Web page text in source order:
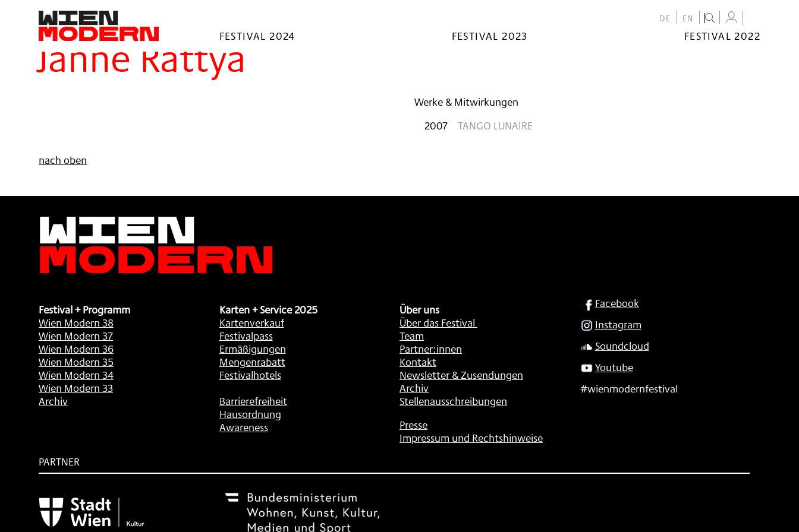
springen
DE EN
FESTIVAL 2024 FESTIVAL 2023
FESTIVAL 2022
Filter
Janne Rättyä
Werke & Mitwirkungen
2007
TANGO LUNAIRE
nach oben
Wien
Modern
Festival + Programm
Wien Modern 38
Wien Modern 37
Wien Modern 36
Wien Modern 35
Wien Modern 34
Wien Modern 33
Archiv
Karten + Service 2025
Kartenverkauf
Festivalpass
Ermäßigungen
Mengenrabatt
Festivalhotels
Barrierefreiheit
Hausordnung
Awareness
Über uns
Über das Festival
Team
Partner:innen
Kontakt
Newsletter & Zusendungen
Archiv
Stellenausschreibungen
Presse
Impressum und Rechtshinweise
SOCIAL
Facebook
Instagram
Soundcloud
Youtube
#wienmodernfestival
PARTNER